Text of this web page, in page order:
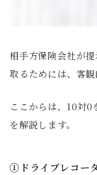
相手方保険会社が
取るためには、客観
ここからは、10対
を解説します。
①ドライブレコー